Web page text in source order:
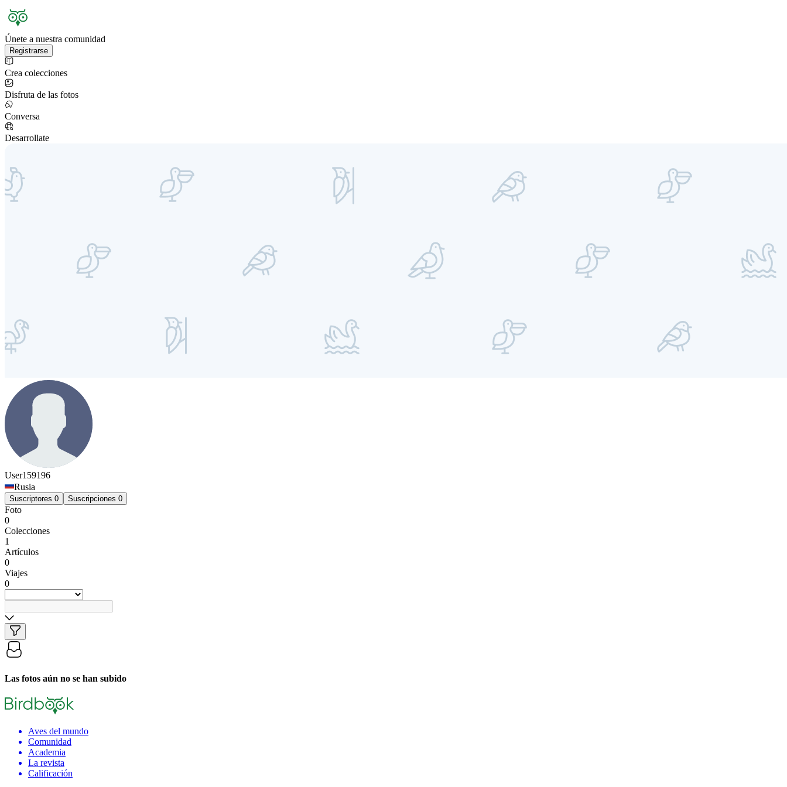
Únete a nuestra comunidad
Registrarse
Crea colecciones
Disfruta de las fotos
Conversa
Desarrollate
User159196
Rusia
Suscriptores 0 Suscripciones 0
Foto
0
Colecciones
1
Artículos
0
Viajes
0
Las fotos aún no se han subido
Aves del mundo
Comunidad
Academia
La revista
Calificación